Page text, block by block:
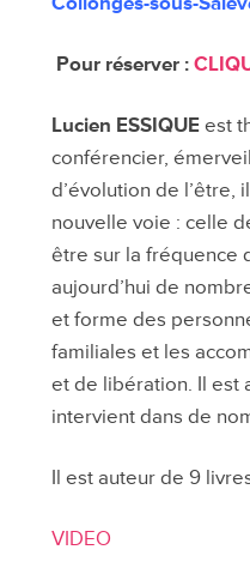
Pour réserver :
Lucien ESSIQUEest
conférencier,
d’évolution de l’être,
nouvelle voie : celle
être sur la fréquence
aujourd’hui de
et forme des
familiales et les
et de libération. Il est
intervient dans de
Il est auteur de 9
VIDEO